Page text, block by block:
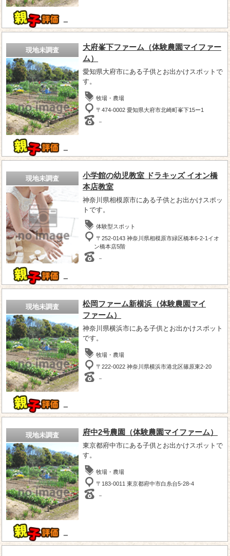
－
現地未調査
－
大府峯下ファーム（体験農園マイファー
ム）
愛知県大府市にある子供とお出かけスポットで
す。
牧場・農場
〒474-0002 愛知県大府市北崎町峯下15ー1
－
現地未調査
－
小学館の幼児教室 ドラキッズ イオン橋
本店教室
神奈川県相模原市にある子供とお出かけスポッ
トです。
体験型スポット
〒252-0143 神奈川県相模原市緑区橋本6-2‐1イオ
ン橋本店5階
－
現地未調査
－
松岡ファーム新横浜（体験農園マイ
ファーム）
神奈川県横浜市にある子供とお出かけスポット
です。
牧場・農場
〒222-0022 神奈川県横浜市港北区篠原東2-20
－
現地未調査
－
府中2号農園（体験農園マイファーム）
東京都府中市にある子供とお出かけスポットで
す。
牧場・農場
〒183-0011 東京都府中市白糸台5-28-4
－